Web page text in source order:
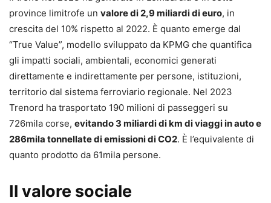
province limitrofe un valore di 2,9 miliardi di euro, in
crescita del 10% rispetto al 2022. È quanto emerge dal
“True Value”, modello sviluppato da KPMG che quantifica
gli impatti sociali, ambientali, economici generati
direttamente e indirettamente per persone, istituzioni,
territorio dal sistema ferroviario regionale. Nel 2023
Trenord ha trasportato 190 milioni di passeggeri su
726mila corse, evitando 3 miliardi di km di viaggi in auto e
286mila tonnellate di emissioni di CO2. È l’equivalente di
quanto prodotto da 61mila persone.
Il valore sociale